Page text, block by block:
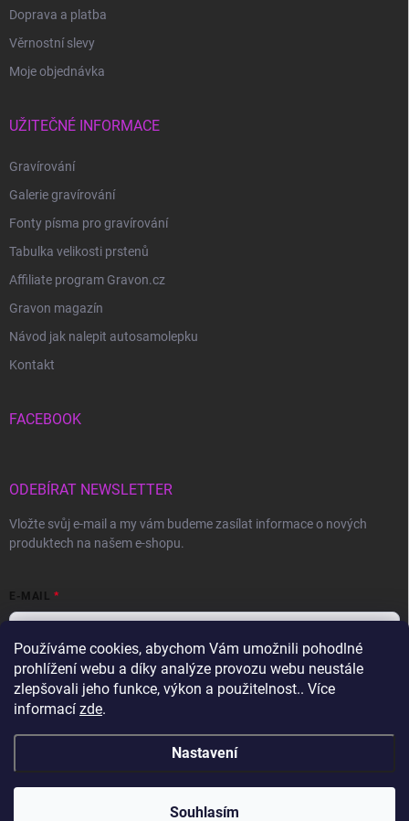
Používáme cookies, abychom Vám umožnili pohodlné
prohlížení webu a díky analýze provozu webu neustále
zlepšovali jeho funkce, výkon a použitelnost.. Více
informací zde.
Nastavení
Souhlasím
Doprava a platba
Věrnostní slevy
Moje objednávka
UŽITEČNÉ INFORMACE
Gravírování
Galerie gravírování
Fonty písma pro gravírování
Tabulka velikosti prstenů
Affiliate program Gravon.cz
Gravon magazín
Návod jak nalepit autosamolepku
Kontakt
FACEBOOK
ODEBÍRAT NEWSLETTER
Vložte svůj e-mail a my vám budeme zasílat informace o nových
produktech na našem e-shopu.
E-MAIL
Vložením e-mailu souhlasíte spodmínkami ochrany osobních údajů
Přihlásit se
Gravon.cz . Všechna práva vyhrazena.